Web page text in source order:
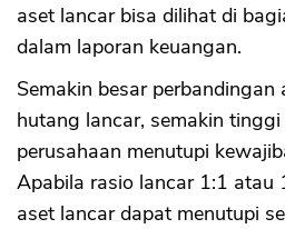
aset lancar bisa dilihat di
dalam laporan keuangan.
Semakin besar perbandingan
hutang lancar, semakin
perusahaan menutupi
Apabila rasio lancar 1:1
aset lancar dapat menutupi